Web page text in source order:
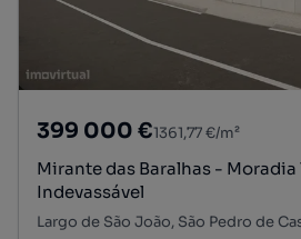
399 000 €1361,77 €/m²
Mirante das Baralhas - Moradia
Indevassável